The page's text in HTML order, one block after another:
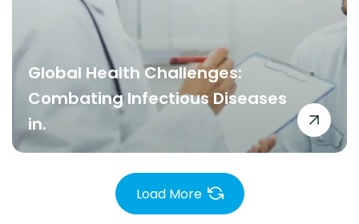
Global Health Challenges:
Combating Infectious Diseases
in.
Load More